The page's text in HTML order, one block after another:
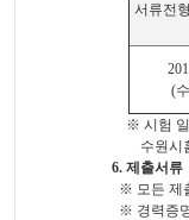
서류전
(
※ 시험 일
수원시
6. 제출서류
※ 모든 제
※ 경력증